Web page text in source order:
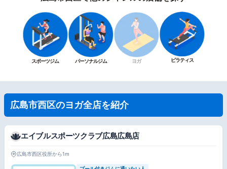
スポーツジム パーソナルジム ヨガ ピラティス
広島市西区のヨガ全店を紹介
エイブルスポーツクラブ広島広島店
広島市西区役所から1m